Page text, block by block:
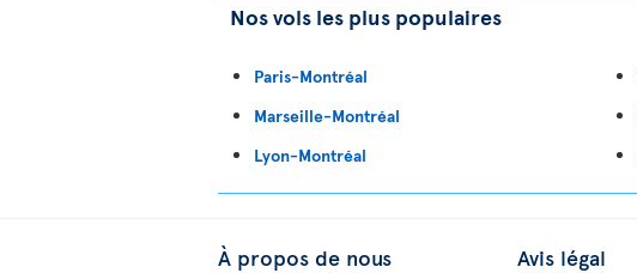
Nos vols les plus populaires
Paris-Montréal
Marseille-Montréal
Lyon-Montréal
À propos de nous Avis légal